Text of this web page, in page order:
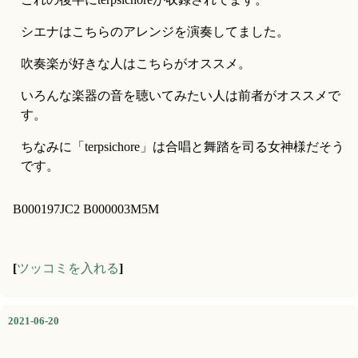
シエナはこちらのアレンジを演奏してました。
吹奏楽が好きな人はこちらがオススメ。
いろんな楽器の音を聴いてみたい人は前者がオススメで
す。
ちなみに「terpsichore」は合唱と舞踏を司る女神様だそう
です。
B000197JC2 B000003M5M
[ツッコミを入れる]
2021-06-20